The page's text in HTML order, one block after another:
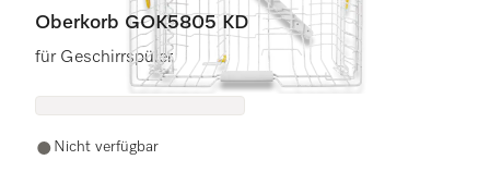
Oberkorb GOK5805 KD
für Geschirrspüler
Nicht verfügbar